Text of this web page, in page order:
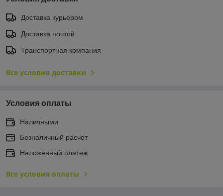
Доставка курьером
Доставка почтой
Транспортная компания
Все условия доставки
Условия оплаты
Наличными
Безналичный расчет
Наложенный платеж
Все условия оплаты